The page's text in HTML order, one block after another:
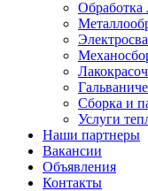
Обработка
Сборка и
Услуги
Наши партнеры
Вакансии
Объявления
Контакты